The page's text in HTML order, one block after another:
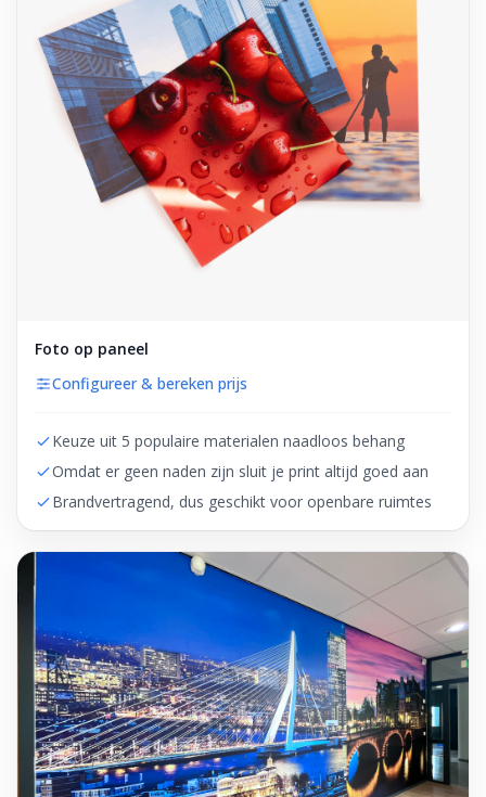
Foto op paneel
Configureer & bereken prijs
Keuze uit 5 populaire materialen naadloos behang
Omdat er geen naden zijn sluit je print altijd goed aan
Brandvertragend, dus geschikt voor openbare ruimtes